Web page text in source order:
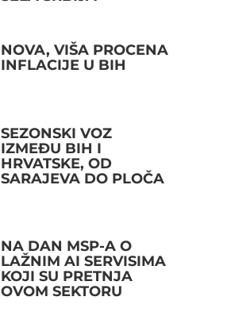
NOVA, VIŠA PROCENA
INFLACIJE U BIH
SEZONSKI VOZ
IZMEĐU BIH I
HRVATSKE, OD
SARAJEVA DO PLOČA
NA DAN MSP-A O
LAŽNIM AI SERVISIMA
KOJI SU PRETNJA
OVOM SEKTORU